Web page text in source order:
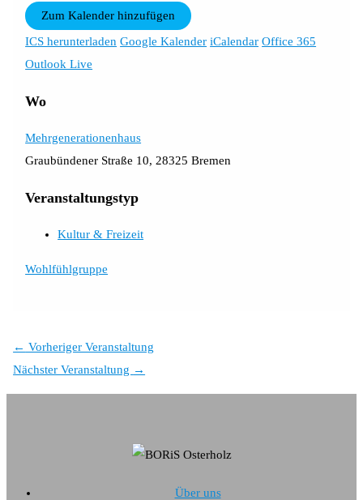
Zum Kalender hinzufügen
ICS herunterladen Google Kalender iCalendar Office 365
Outlook Live
Wo
Mehrgenerationenhaus
Graubündener Straße 10, 28325 Bremen
Veranstaltungstyp
Kultur & Freizeit
Wohlfühlgruppe
← Vorheriger Veranstaltung
Nächster Veranstaltung →
Über uns